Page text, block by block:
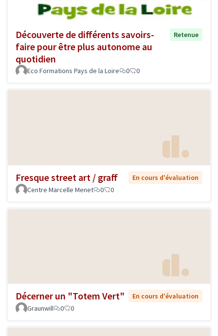
Découverte de différents savoirs-
faire pour être plus autonome au
quotidien
Retenue
Eco Formations Pays de la Loire 0 0
Fresque street art / graff
En cours d'évaluation
Centre Marcelle Menet
0 0
Décerner un "Totem Vert"
En cours d'évaluation
Graunwill
0 0